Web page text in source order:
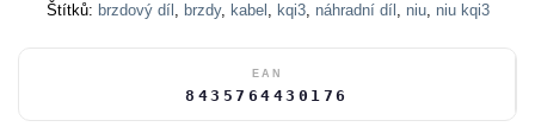
Štítků: brzdový díl , brzdy, kabel , kqi3, náhradní díl , niu, niu kqi3
EAN
8435764430176